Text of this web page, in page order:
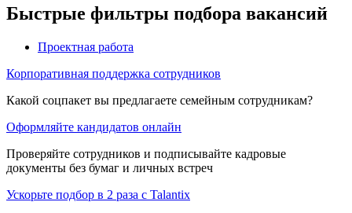
Быстрые фильтры подбора вакансий
Проектная работа
Корпоративная поддержка сотрудников
Какой соцпакет вы предлагаете семейным сотрудникам?
Оформляйте кандидатов онлайн
Проверяйте сотрудников и подписывайте кадровые
документы без бумаг и личных встреч
Ускорьте подбор в 2 раза с Talantix